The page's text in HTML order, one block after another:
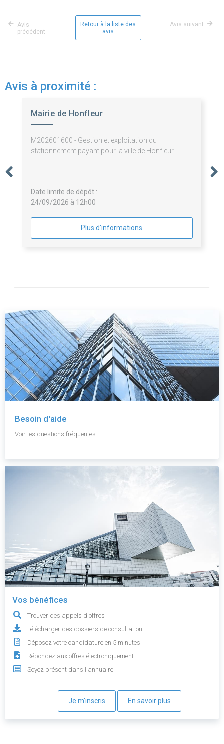
Avis
précédent
Retour à la liste des
avis
Avis suivant
Avis à proximité :
Mairie de Honfleur
M202601600 - Gestion et exploitation du
stationnement payant pour la ville de Honfleur
Date limite de dépôt :
24/09/2026 à 12h00
Plus d'informations
Besoin d'aide
Voir les questions fréquentes.
Vos bénéfices
Trouver des appels d'offres
Télécharger des dossiers de consultation
Déposez votre candidature en 5 minutes
Répondez aux offres électroniquement
Soyez présent dans l'annuaire
Je m'inscris En savoir plus